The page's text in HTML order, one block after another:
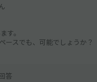
す。
ースでも、可能でしょうか？
答